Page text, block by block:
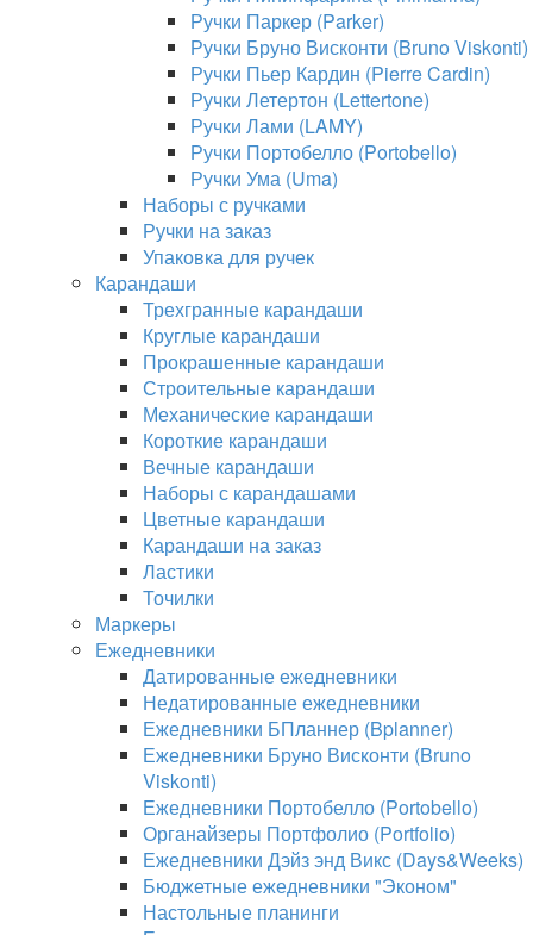
Ручки Паркер (Parker)
Ручки Бруно Висконти (Bruno Viskonti)
Ручки Пьер Кардин (Pierre Cardin)
Ручки Летертон (Lettertone)
Ручки Лами (LAMY)
Ручки Портобелло (Portobello)
Ручки Ума (Uma)
Наборы с ручками
Ручки на заказ
Упаковка для ручек
Карандаши
Трехгранные карандаши
Круглые карандаши
Прокрашенные карандаши
Строительные карандаши
Механические карандаши
Короткие карандаши
Вечные карандаши
Наборы с карандашами
Цветные карандаши
Карандаши на заказ
Ластики
Точилки
Маркеры
Ежедневники
Датированные ежедневники
Недатированные ежедневники
Ежедневники БПланнер (Bplanner)
Ежедневники Бруно Висконти (Bruno
Viskonti)
Ежедневники Портобелло (Portobello)
Органайзеры Портфолио (Portfolio)
Ежедневники Дэйз энд Викс (Days&Weeks)
Бюджетные ежедневники "Эконом"
Настольные планинги